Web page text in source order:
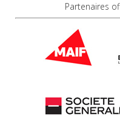
Partenaires